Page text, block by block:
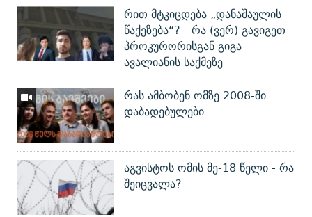
რით მტკიცდება „დანაშაულის
წაქეზება“? - რა (ვერ) გავიგეთ
პროკურორისგან გიგა
ავალიანის საქმეზე
რას ამბობენ ომზე 2008-ში
დაბადებულები
აგვისტოს ომის მე-18 წელი - რა
შეიცვალა?